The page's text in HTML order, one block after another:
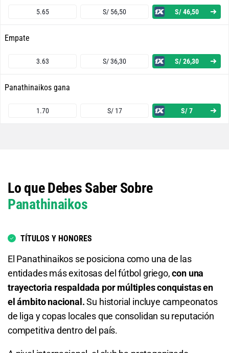
FC CSKA 1948 Sofia o Empate
FC CSKA 1948 Sofia o Panathinaikos
1.26
Panathinaikos o Empate
1.06 S/ 10,60
Total de Goles - Más de 1.5
1.26
Total de Goles - Menos de 1.5
3.90 S/ 39 S/ 29
Total de Goles - Más de 2.5
1.78 S/ 17,80
5.65 S/ 56,50 S/ 46,50
Empate
3.63 S/ 36,30 S/ 26,30
Panathinaikos gana
1.70 S/ 17 S/ 7
Lo que Debes Saber Sobre
Panathinaikos
TÍTULOS Y HONORES
El Panathinaikos se posiciona como una de las
entidades más exitosas del fútbol griego,con una
trayectoria respaldada por múltiples conquistas en
el ámbito nacional.Su historial incluye campeonatos
de liga y copas locales que consolidan su reputación
competitiva dentro del país.